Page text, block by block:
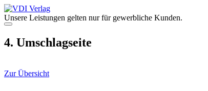
Zum
Inhalt
springen
Unsere Leistungen gelten nur für gewerbliche Kunden.
Menü
4. Umschlagseite
Zur Übersicht